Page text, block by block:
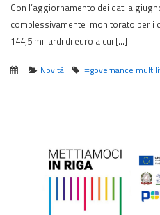
Con l’aggiornamento dei dati a
complessivamente monitorato per i
144,5 miliardi di euro a cui […]
Novità #governance